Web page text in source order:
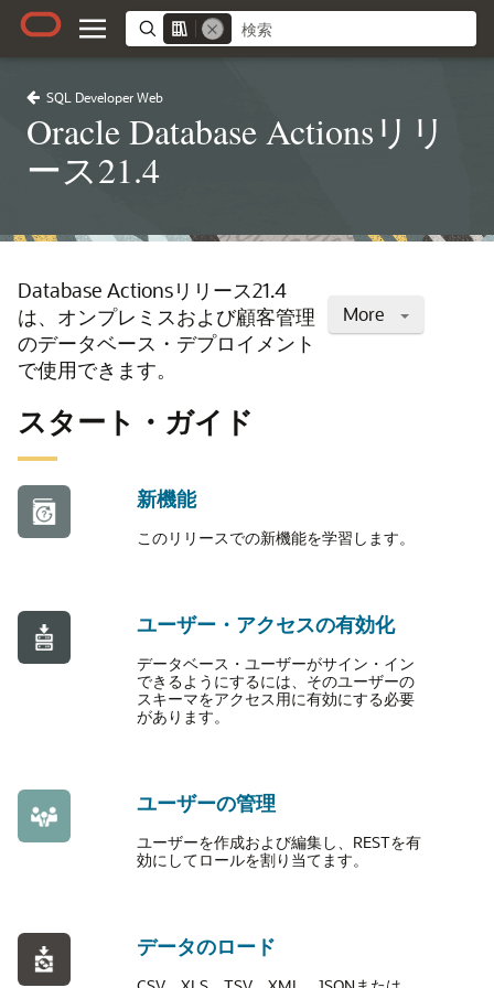
SQL Developer Web
Oracle Database Actionsリリ
ース21.4
More
Database Actionsリリース21.4
は、オンプレミスおよび顧客管理
のデータベース・デプロイメント
で使用できます。
スタート・ガイド
新機能
このリリースでの新機能を学習します。
ユーザー・アクセスの有効化
データベース・ユーザーがサイン・イン
できるようにするには、そのユーザーの
スキーマをアクセス用に有効にする必要
があります。
ユーザーの管理
ユーザーを作成および編集し、RESTを有
効にしてロールを割り当てます。
データのロード